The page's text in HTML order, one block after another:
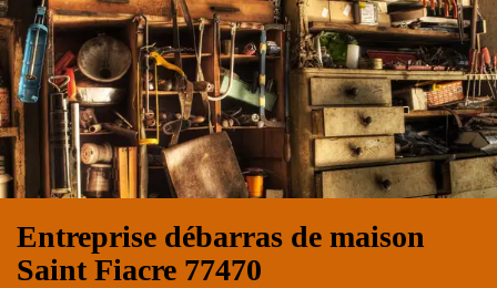
Entreprise débarras de maison
Saint Fiacre 77470